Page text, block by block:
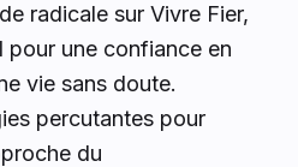
radicale sur Vivre Fier,
pour une confiance en
vie sans doute.
percutantes pour
du